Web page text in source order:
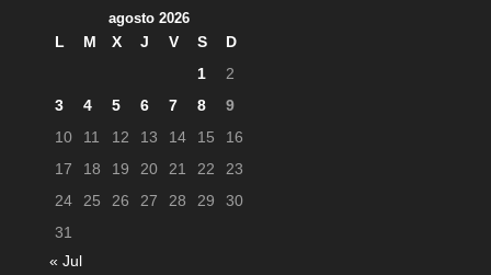
agosto 2026
L M X J V S
D
1
2
3
4 5 6 7 8
9
10
11 12 13 14 15
16
17
18 19 20 21 22
23
24
25 26 27 28 29
30
31
« Jul